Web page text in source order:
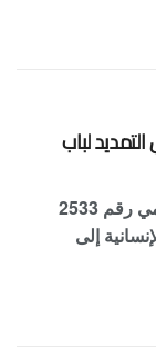
لباب
أيام قليلة تفصل عن موعد تجديد القرار الأممي رقم 2533
إلى